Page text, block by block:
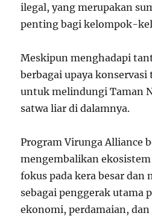
ilegal, yang merupakan
penting bagi kelompok-
Meskipun menghadapi
berbagai upaya
untuk melindungi Taman
satwa liar di dalamnya.
Program Virunga Alliance
mengembalikan
fokus pada kera besar dan
sebagai penggerak utama
ekonomi, perdamaian,